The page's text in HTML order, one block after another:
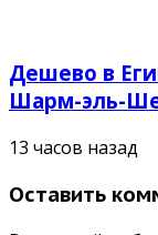
Дешево в
Шарм-эль-
13 часов назад
Оставить